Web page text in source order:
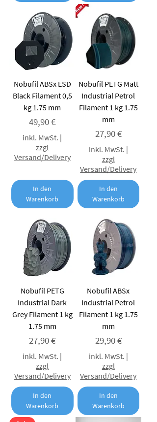
Nobufil ABSx ESD
Black Filament 0,5
kg 1.75 mm
Preis
49,90 €
inkl. MwSt. |
zzgl
Versand/Delivery
In den
Warenkorb
Nobufil PETG Matt
Industrial Petrol
Filament 1 kg 1.75
mm
Preis
27,90 €
inkl. MwSt. |
zzgl
Versand/Delivery
In den
Warenkorb
Nobufil PETG
Industrial Dark
Grey Filament 1 kg
1.75 mm
Preis
27,90 €
inkl. MwSt. |
zzgl
Versand/Delivery
In den
Warenkorb
Nobufil ABSx
Industrial Petrol
Filament 1 kg 1.75
mm
Preis
29,90 €
inkl. MwSt. |
zzgl
Versand/Delivery
In den
Warenkorb